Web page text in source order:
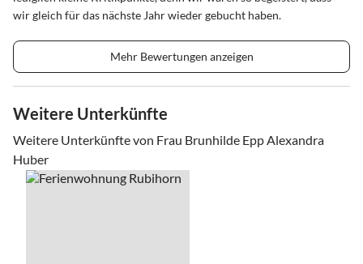
wir gleich für das nächste Jahr wieder gebucht haben.
Mehr Bewertungen anzeigen
Weitere Unterkünfte
Weitere Unterkünfte von Frau Brunhilde Epp Alexandra
Huber